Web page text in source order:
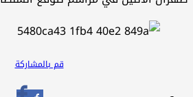
قم بالمشاركة